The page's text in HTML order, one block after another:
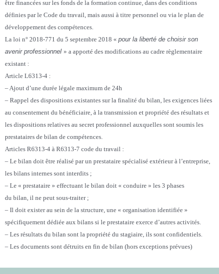
être financées sur les fonds de la formation continue, dans des conditions
définies par le Code du travail, mais aussi à titre personnel ou via le plan de
développement des compétences.
La loi n° 2018-771 du 5 septembre 2018 « pour la liberté de choisir son
avenir professionnel » a apporté des modifications au cadre règlementaire
existant :
Article L6313-4 :
– Ajout d’une durée légale maximum de 24h
– Rappel des dispositions existantes sur la finalité du bilan, les exigences liées
au consentement du bénéficiaire, à la transmission et propriété des résultats et
les dispositions relatives au secret professionnel auxquelles sont soumis les
prestataires de bilan de compétences.
Articles R6313-4 à R6313-7 code du travail :
– Le bilan doit être réalisé par un prestataire spécialisé extérieur à l’entreprise,
les bilans internes sont interdits ;
– Le « prestataire » effectuant le bilan doit « conduire » les 3 phases
du bilan, il ne peut sous-traiter ;
– Il doit exister au sein de la structure, une « organisation identifiée »
spécifiquement dédiée aux bilans si le prestataire exerce d’autres activités.
– Les résultats du bilan sont la propriété du stagiaire, ils sont confidentiels.
– Les documents sont détruits en fin de bilan (hors exceptions prévues)